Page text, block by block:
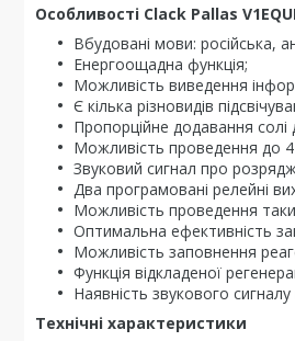
Особливості Clack Pallas
Вбудовані мови: російська,
Енергоощадна функція;
Можливість виведення
Є кілька різновидів
Пропорційне додавання солі
Можливість проведення до 4
Звуковий сигнал про
Два програмовані релейні
Можливість проведення
Оптимальна ефективність
Можливість заповнення
Функція відкладеної
Наявність звукового
Технічні характеристики